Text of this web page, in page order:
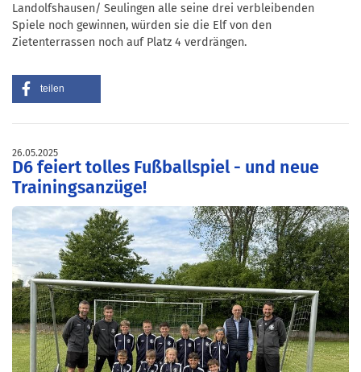
Landolfshausen/ Seulingen alle seine drei verbleibenden
Spiele noch gewinnen, würden sie die Elf von den
Zietenterrassen noch auf Platz 4 verdrängen.
teilen
26.05.2025
D6 feiert tolles Fußballspiel - und neue
Trainingsanzüge!